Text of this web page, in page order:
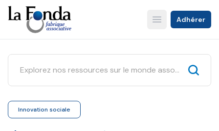
Aller
au
contenu
principal
Open main menu
Adhérer
Innovation sociale